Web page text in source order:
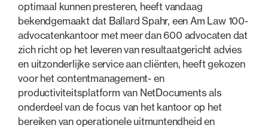
optimaal kunnen presteren, heeft vandaag
bekendgemaakt dat Ballard Spahr, een Am Law 100-
advocatenkantoor met meer dan 600 advocaten dat
zich richt op het leveren van resultaatgericht advies
en uitzonderlijke service aan cliënten, heeft gekozen
voor het contentmanagement- en
productiviteitsplatform van NetDocuments als
onderdeel van de focus van het kantoor op het
bereiken van operationele uitmuntendheid en